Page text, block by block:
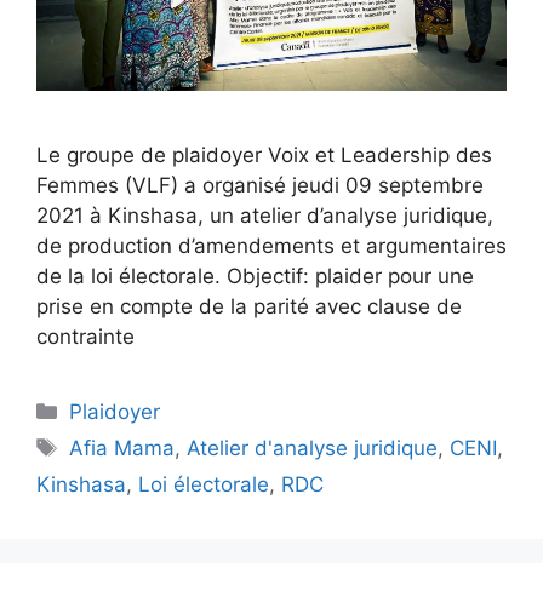
Le groupe de plaidoyer Voix et Leadership des
Femmes (VLF) a organisé jeudi 09 septembre
2021 à Kinshasa, un atelier d’analyse juridique,
de production d’amendements et argumentaires
de la loi électorale. Objectif: plaider pour une
prise en compte de la parité avec clause de
contrainte
Plaidoyer
Afia Mama, Atelier d'analyse juridique, CENI,
Kinshasa, Loi électorale, RDC